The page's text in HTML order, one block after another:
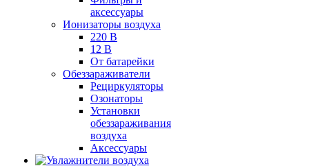
аксессуары
Ионизаторы воздуха
220 В
12 В
От батарейки
Обеззараживатели
Рециркуляторы
Озонаторы
Установки
обеззараживания
воздуха
Аксессуары